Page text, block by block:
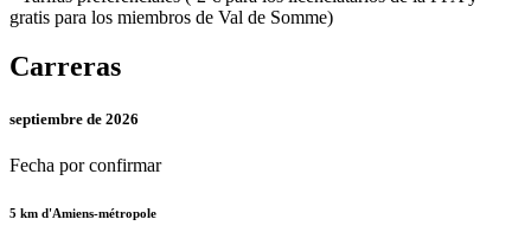
gratis para los miembros de Val de Somme)
Carreras
septiembre de 2026
Fecha por confirmar
5 km d'Amiens-métropole